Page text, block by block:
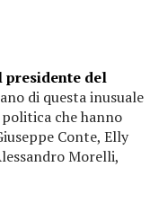
presidente del
di questa inusuale
che hanno
Conte, Elly
Morelli,